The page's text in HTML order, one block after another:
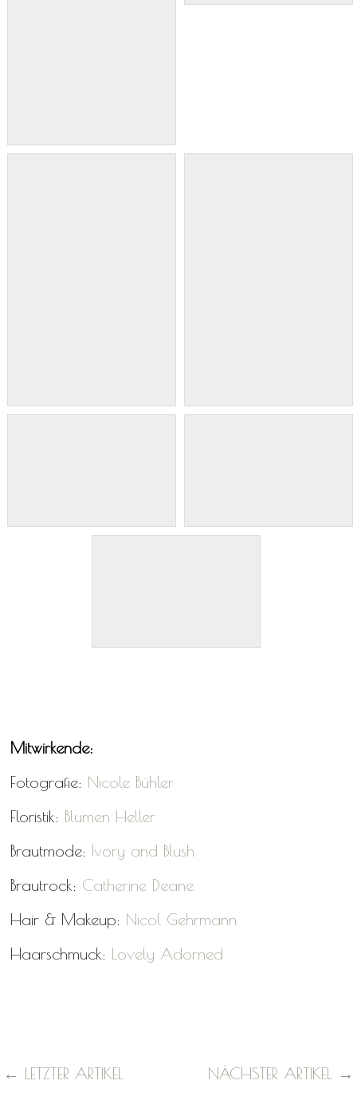
Mitwirkende:
Fotografie: Nicole Bühler
Floristik: Blumen Heller
Brautmode: Ivory and Blush
Brautrock: Catherine Deane
Hair & Makeup: Nicol Gehrmann
Haarschmuck: Lovely Adorned
← LETZTER ARTIKEL NÄCHSTER ARTIKEL →